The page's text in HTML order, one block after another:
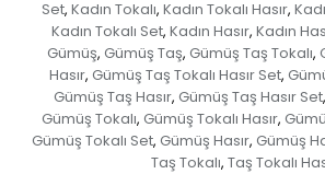
Set, Kadın Tokalı, Kadın Tokalı Hasır,
Kadın Tokalı Set, Kadın Hasır, Kadın
Gümüş, Gümüş Taş, Gümüş Taş Tokalı,
Hasır, Gümüş Taş Tokalı Hasır Set,
Gümüş Taş Hasır, Gümüş Taş Hasır Set,
Gümüş Tokalı, Gümüş Tokalı Hasır,
Gümüş Tokalı Set, Gümüş Hasır, Gümüş
Taş Tokalı, Taş Tokalı